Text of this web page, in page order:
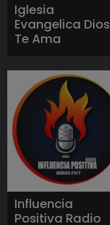
Iglesia
Evangelica Dios
Te Ama
Influencia
Positiva Radio